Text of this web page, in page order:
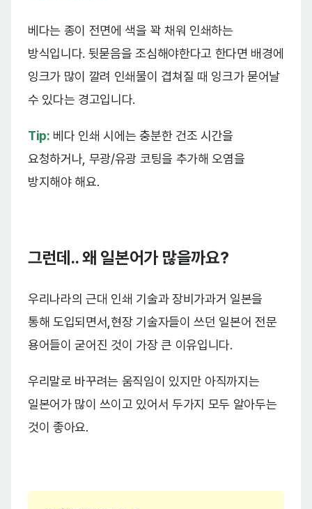
베다는 종이 전면에 색을 꽉 채워 인쇄하는
방식입니다. 뒷묻음을 조심해야한다고 한다면 배경에
잉크가 많이 깔려 인쇄물이 겹쳐질 때 잉크가 묻어날
수 있다는 경고입니다.
Tip: 베다 인쇄 시에는 충분한 건조 시간을
요청하거나, 무광/유광 코팅을 추가해 오염을
방지해야 해요.
그런데.. 왜 일본어가 많을까요?
우리나라의 근대 인쇄 기술과 장비가과거 일본을
통해 도입되면서,현장 기술자들이 쓰던 일본어 전문
용어들이 굳어진 것이 가장 큰 이유입니다.
우리말로 바꾸려는 움직임이 있지만 아직까지는
일본어가 많이 쓰이고 있어서 두가지 모두 알아두는
것이 좋아요.